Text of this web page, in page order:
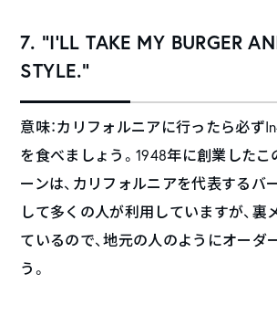
7. “I’LL TAKE MY BURGER
STYLE.”
意味：カリフォルニアに行ったら必ず
を食べましょう。1948年に創業したこ
ーンは、カリフォルニアを代表するバ
して多くの人が利用していますが、裏
ているので、地元の人のようにオーダ
う。